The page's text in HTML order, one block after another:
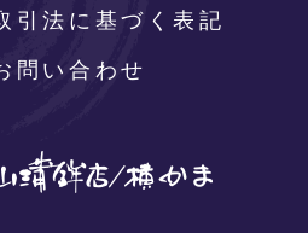
引法に基づく表記
問い合わせ